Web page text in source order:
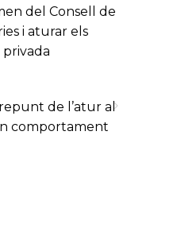
del Consell de
i aturar els
de l’atur al
comportament